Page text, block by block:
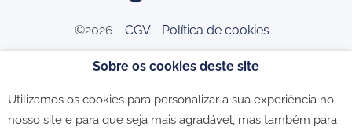
©2026 - CGV- Política de cookies -
Sobre os cookies deste site
Utilizamos os cookies para personalizar a sua experiência no
nosso site e para que seja mais agradável, mas também para